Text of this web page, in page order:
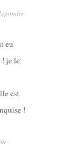
eu
! je le
est
!
·